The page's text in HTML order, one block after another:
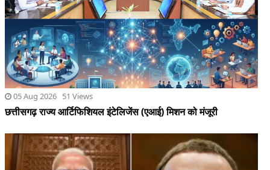
छत्तीसगढ़ राज्य आर्टिफिशियल इंटेलिजेंस (एआई) मिशन को मंजूरी
05 Aug 2026 27 Views